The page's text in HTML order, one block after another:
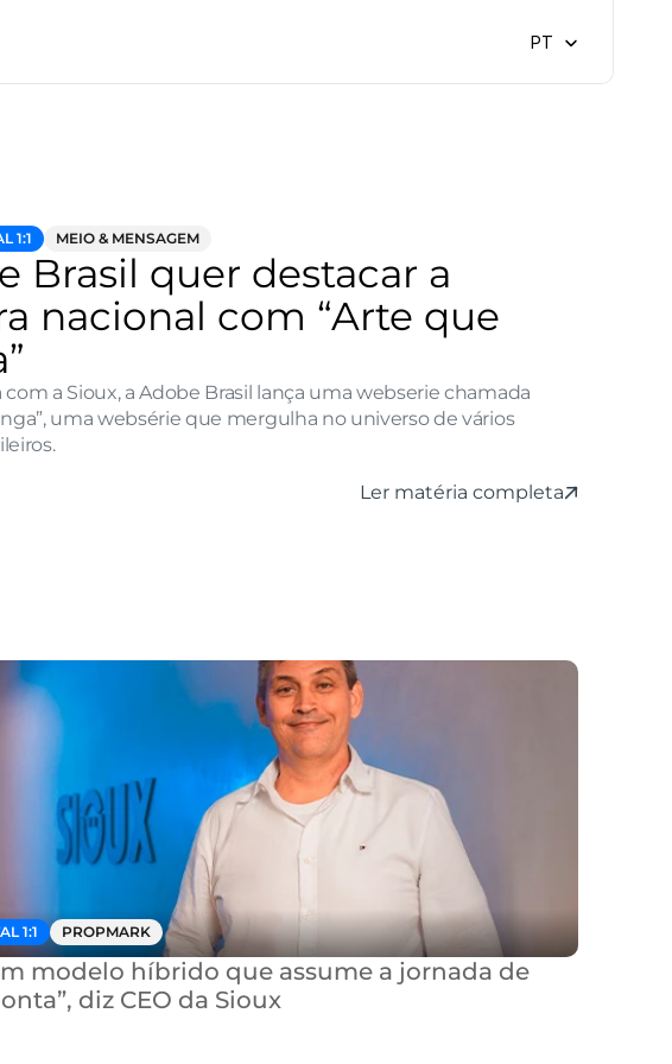
Select Language
PT
1:1 MEIO & MENSAGEM
Brasil quer destacar a
nacional com “Arte que
com a Sioux, a Adobe Brasil lança uma webserie chamada
uma websérie que mergulha no universo de vários
Ler matéria completa
1:1 PROPMARK
modelo híbrido que assume a jornada de
diz CEO da Sioux